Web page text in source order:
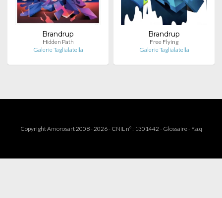
Brandrup
Hidden Path
Galerie Taglialatella
Brandrup
Free Flying
Galerie Taglialatella
Copyright Amorosart 2008 - 2026 - CNIL n° : 1301442 - Glossaire- F.a.q